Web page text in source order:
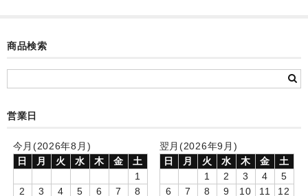
お絵かきギャラリープラス(絵＋個別)
メロディ時計(個別)
お絵かきギャラリー
自作オリジナル時計
商品検索
営業日
今月(2026年8月)
日
月 火 水 木 金
土
1
2
3 4 5 6 7 8
翌月(2026年9月)
日
月 火 水 木 金
土
1
2 3 4
5
6
7 8 9 10 11 12